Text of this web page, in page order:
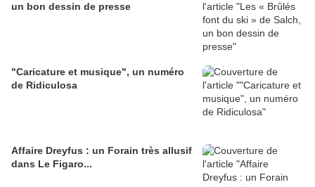
un bon dessin de presse
"Caricature et musique", un numéro
de Ridiculosa
Affaire Dreyfus : un Forain très allusif
dans Le Figaro...